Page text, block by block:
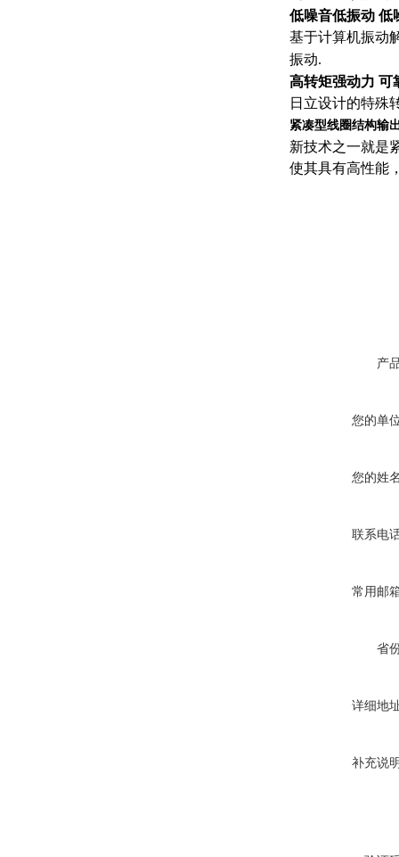
低噪音低振动 低
基于计算机振动
振动.
高转矩强动力 可
日立设计的特殊
紧凑型线圈结构输
新技术之一就是
使其具有高性能
产
您的单
您的姓
联系电
常用邮
省
详细地
补充说